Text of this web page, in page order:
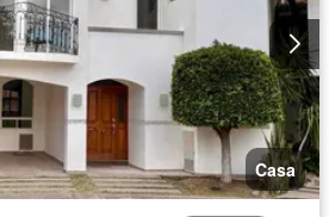
Sin amueblar
Casa